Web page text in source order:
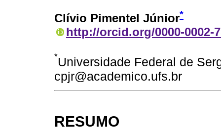
Clívio Pimentel Júnior*
http://orcid.org/0000-0002-
*Universidade Federal de
cpjr@academico.ufs.br
RESUMO